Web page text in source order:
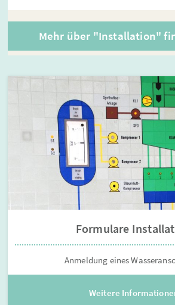
Mehr über "Installation"
Formulare
Anmeldung eines
Weitere